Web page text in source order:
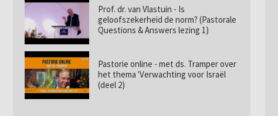
Prof. dr. van Vlastuin - Is
geloofszekerheid de norm? (Pastorale
Questions & Answers lezing 1)
Pastorie online - met ds. Tramper over
het thema 'Verwachting voor Israël
(deel 2)